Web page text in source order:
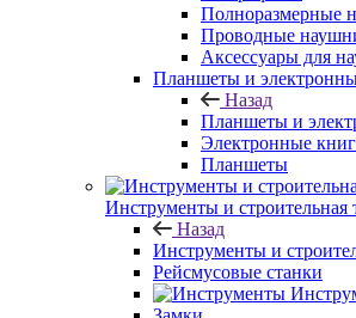
Полноразмерные
Проводные
Аксессуары для
Планшеты и
Назад
Планшеты и
Электронные
Планшеты
Инструменты и строительная
Назад
Инструменты и
Рейсмусовые станки